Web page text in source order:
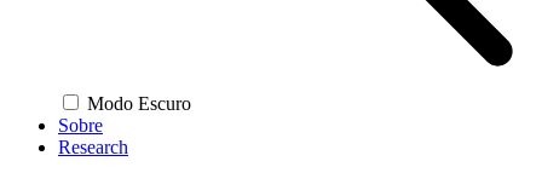
Modo Escuro
Sobre
Research